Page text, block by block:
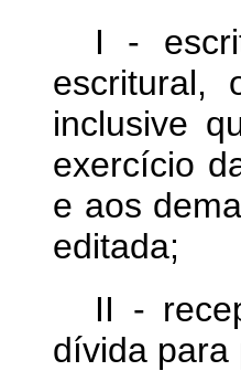
I -
escritural,
inclusive
exercício
e aos
editada;
II -
dívida para